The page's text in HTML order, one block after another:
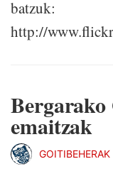
batzuk:
http://
Bergarako
emaitzak
GOITIBEHERAK